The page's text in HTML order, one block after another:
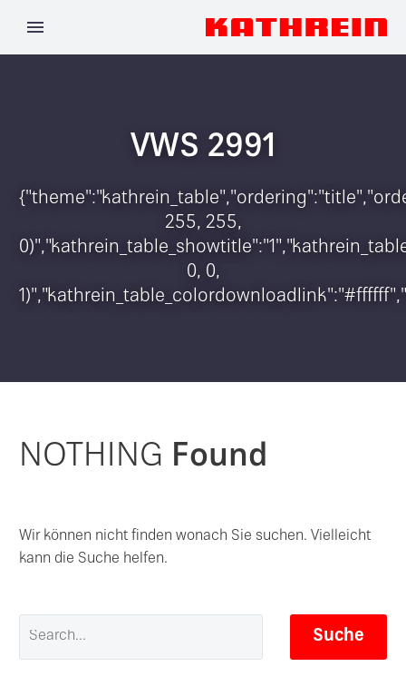
VWS 2991
255, 255,
0, 0,
NOTHING Found
Wir können nicht finden wonach Sie suchen. Vielleicht
kann die Suche helfen.
Suche